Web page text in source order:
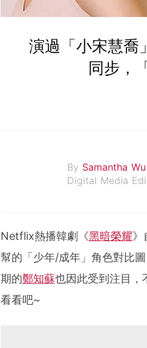
演過「小宋慧喬
同步，
By Samantha Wu
Digital Media
Netflix熱播韓劇《黑暗榮耀》
幫的「少年/成年」角色對比
期的鄭知蘇也因此受到注目，
看看吧~